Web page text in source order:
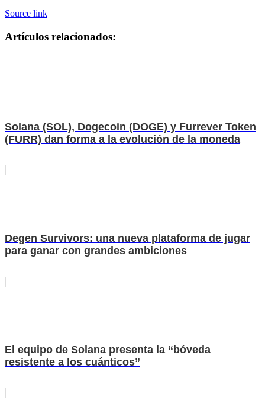
Source link
Artículos relacionados:
Solana (SOL), Dogecoin (DOGE) y Furrever Token
(FURR) dan forma a la evolución de la moneda
Degen Survivors: una nueva plataforma de jugar
para ganar con grandes ambiciones
El equipo de Solana presenta la “bóveda
resistente a los cuánticos”